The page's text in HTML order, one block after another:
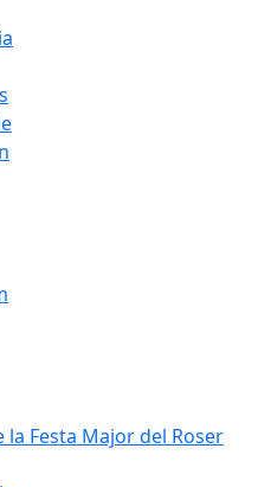
la Festa Major del Roser